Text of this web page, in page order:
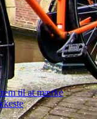
til at mærke